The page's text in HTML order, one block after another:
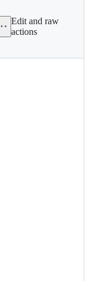
Edit and raw
actions